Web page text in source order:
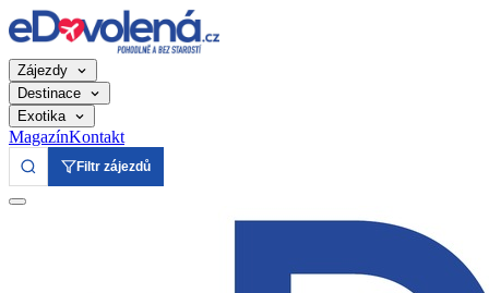
Zájezdy
Destinace
Exotika
MagazínKontakt
Filtr zájezdů